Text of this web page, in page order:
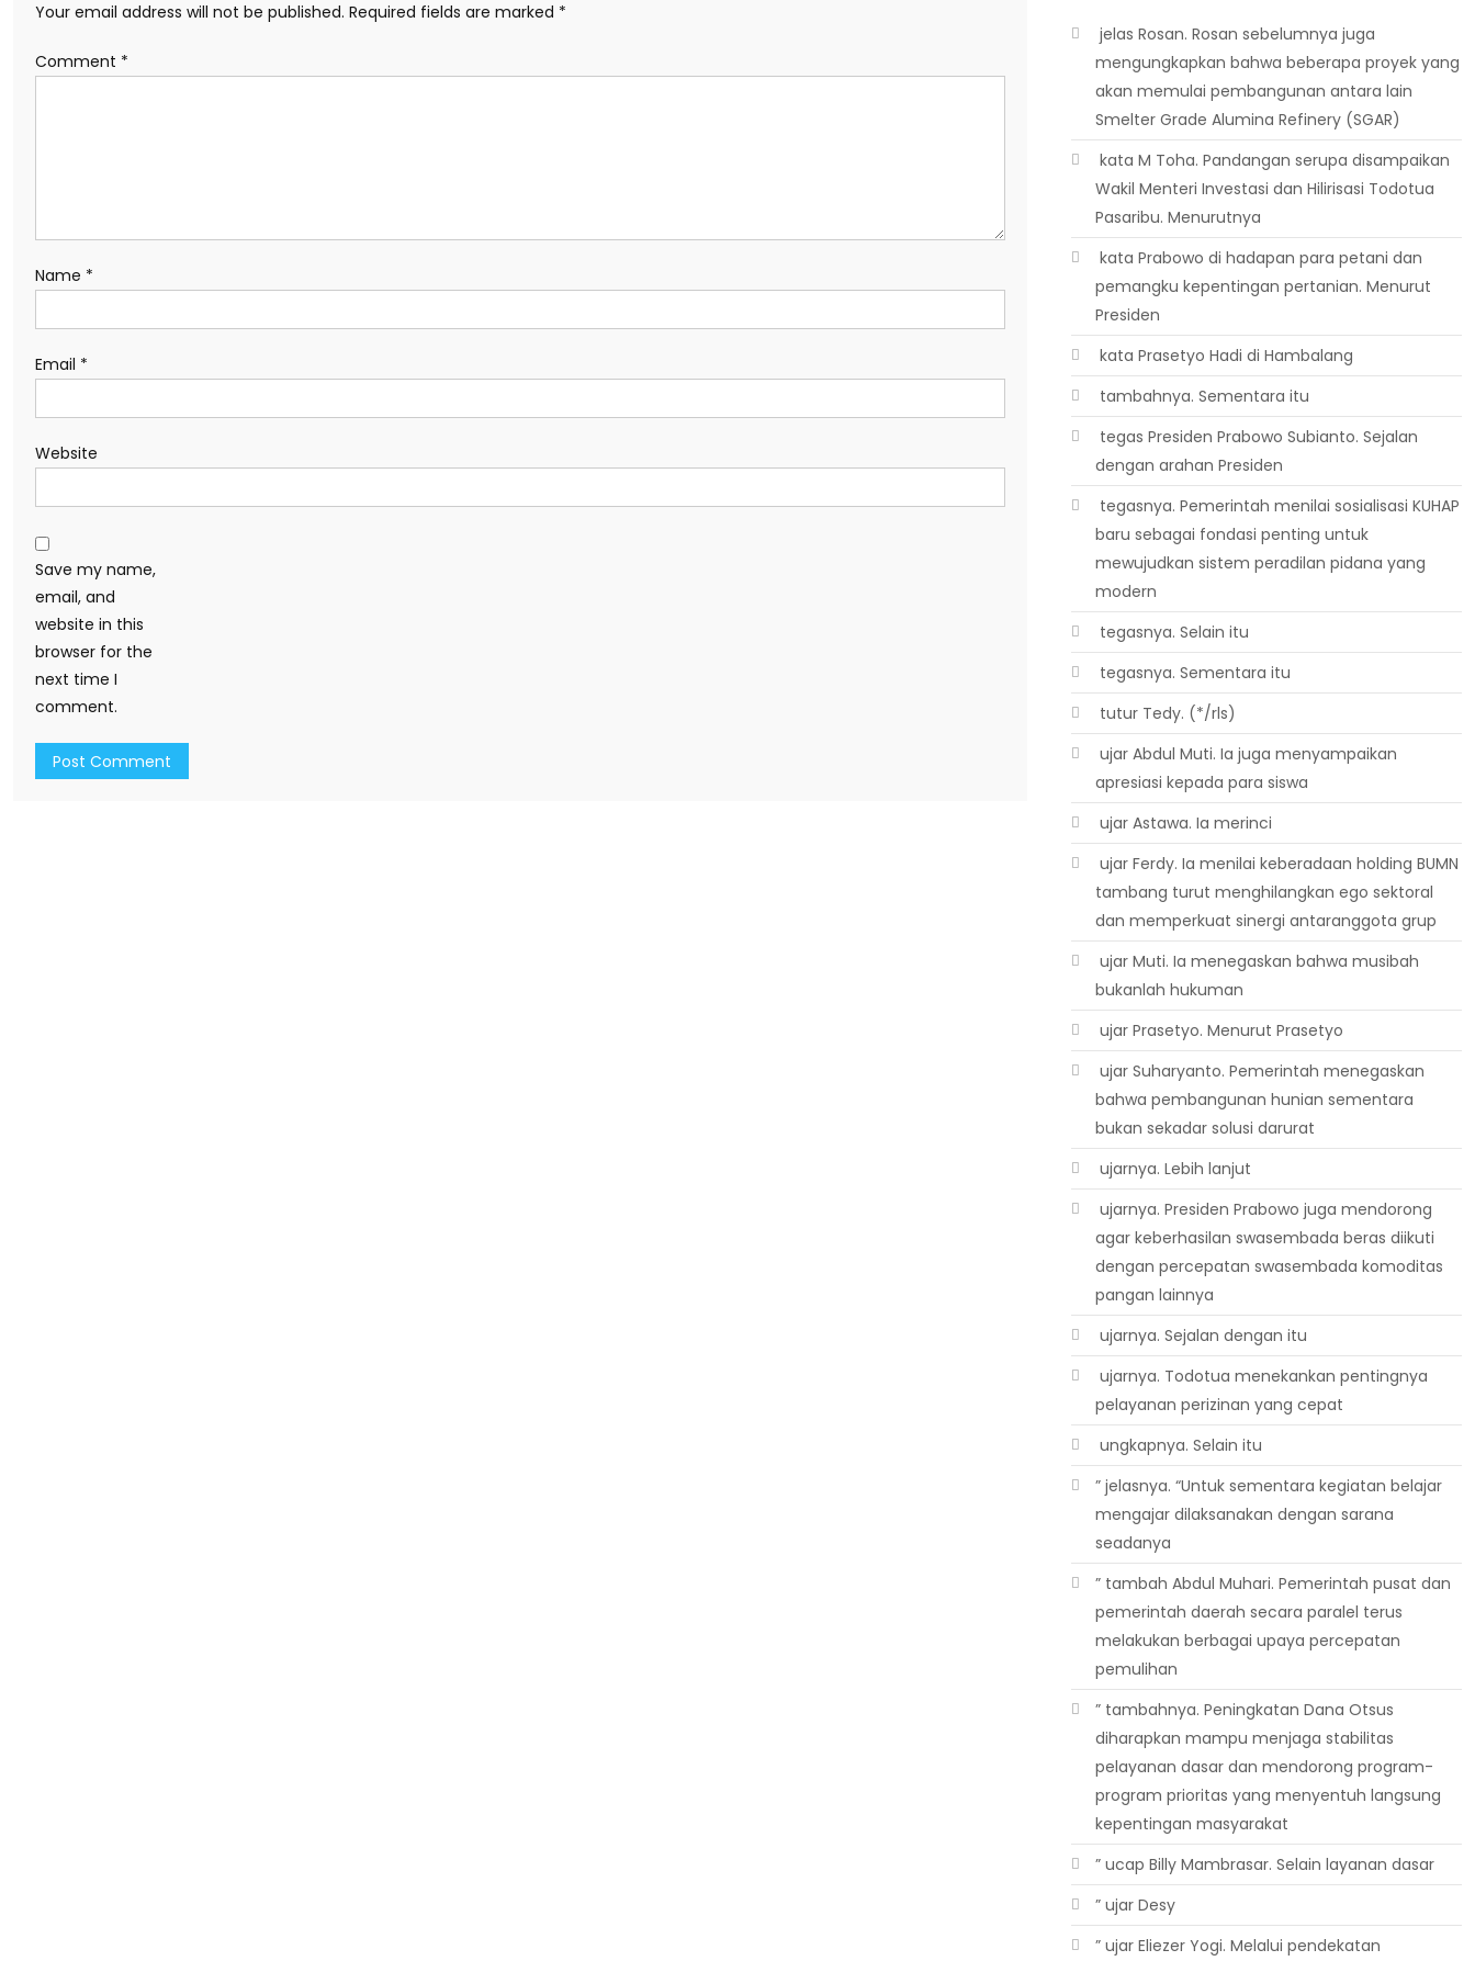
Your email address will not be published. Required fields are marked *
Comment *
Name *
Email *
Website
Save my name,
email, and
website in this
browser for the
next time I
comment.
 jelas Rosan. Rosan sebelumnya juga
mengungkapkan bahwa beberapa proyek yang
akan memulai pembangunan antara lain
Smelter Grade Alumina Refinery (SGAR)
 kata M Toha. Pandangan serupa disampaikan
Wakil Menteri Investasi dan Hilirisasi Todotua
Pasaribu. Menurutnya
 kata Prabowo di hadapan para petani dan
pemangku kepentingan pertanian. Menurut
Presiden
 kata Prasetyo Hadi di Hambalang
 tambahnya. Sementara itu
 tegas Presiden Prabowo Subianto. Sejalan
dengan arahan Presiden
 tegasnya. Pemerintah menilai sosialisasi KUHAP
baru sebagai fondasi penting untuk
mewujudkan sistem peradilan pidana yang
modern
 tegasnya. Selain itu
 tegasnya. Sementara itu
 tutur Tedy. (*/rls)
 ujar Abdul Muti. Ia juga menyampaikan
apresiasi kepada para siswa
 ujar Astawa. Ia merinci
 ujar Ferdy. Ia menilai keberadaan holding BUMN
tambang turut menghilangkan ego sektoral
dan memperkuat sinergi antaranggota grup
 ujar Muti. Ia menegaskan bahwa musibah
bukanlah hukuman
 ujar Prasetyo. Menurut Prasetyo
 ujar Suharyanto. Pemerintah menegaskan
bahwa pembangunan hunian sementara
bukan sekadar solusi darurat
 ujarnya. Lebih lanjut
 ujarnya. Presiden Prabowo juga mendorong
agar keberhasilan swasembada beras diikuti
dengan percepatan swasembada komoditas
pangan lainnya
 ujarnya. Sejalan dengan itu
 ujarnya. Todotua menekankan pentingnya
pelayanan perizinan yang cepat
 ungkapnya. Selain itu
” jelasnya. “Untuk sementara kegiatan belajar
mengajar dilaksanakan dengan sarana
seadanya
” tambah Abdul Muhari. Pemerintah pusat dan
pemerintah daerah secara paralel terus
melakukan berbagai upaya percepatan
pemulihan
” tambahnya. Peningkatan Dana Otsus
diharapkan mampu menjaga stabilitas
pelayanan dasar dan mendorong program-
program prioritas yang menyentuh langsung
kepentingan masyarakat
” ucap Billy Mambrasar. Selain layanan dasar
” ujar Desy
” ujar Eliezer Yogi. Melalui pendekatan